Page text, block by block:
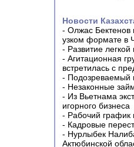
Новости
- Олжас Бектенов
узком формате в
- Развитие
- Агитационная
встретилась с
- Подозреваемый
- Незаконные
- Из Вьетнама
игорного бизнеса
- Рабочий график
- Кадровые
- Нурлыбек
Актюбинской